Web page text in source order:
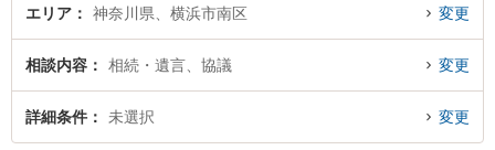
ール情報や弁護士費用、強みなどが注目されています。『横浜市南区で土日や
談無料で遺産分割協議を法律相談できる横浜市南区内の弁護士に相談予約した
い』などでお困りの相談者さんにおすすめです。
エリア 神奈川県、横浜市南区 変更
相談内容 相続・遺言、協議 変更
詳細条件 未選択 変更